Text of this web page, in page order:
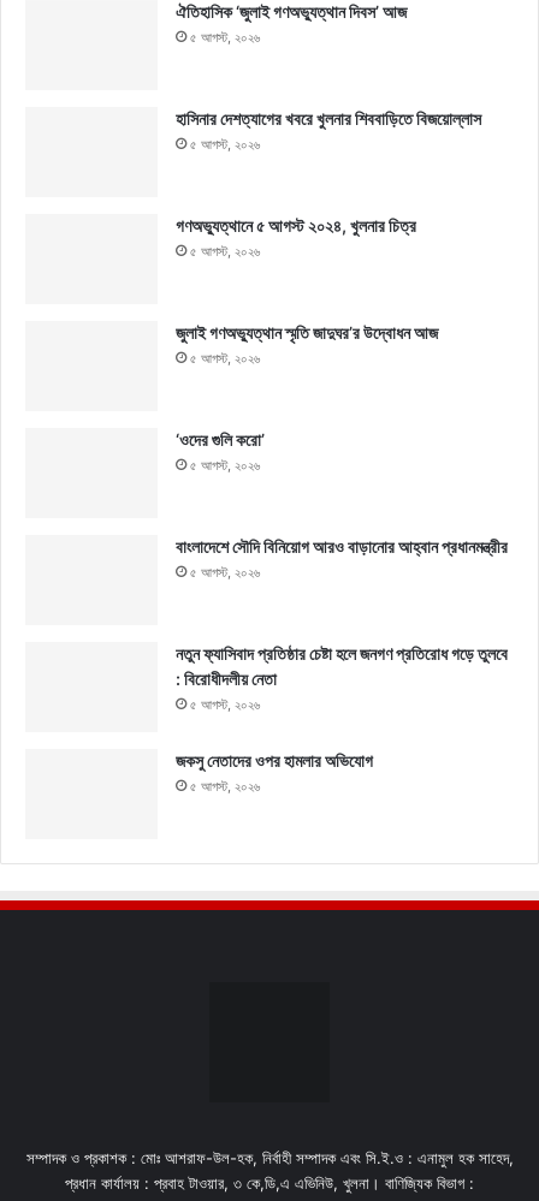
ঐতিহাসিক ‘জুলাই গণঅভ্যুত্থান দিবস’ আজ
৫ আগস্ট, ২০২৬
হাসিনার দেশত্যাগের খবরে খুলনার শিববাড়িতে বিজয়োল্লাস
৫ আগস্ট, ২০২৬
গণঅভ্যুত্থানে ৫ আগস্ট ২০২৪, খুলনার চিত্র
৫ আগস্ট, ২০২৬
জুলাই গণঅভ্যুত্থান স্মৃতি জাদুঘর’র উদ্বোধন আজ
৫ আগস্ট, ২০২৬
‘ওদের গুলি করো’
৫ আগস্ট, ২০২৬
বাংলাদেশে সৌদি বিনিয়োগ আরও বাড়ানোর আহ্বান প্রধানমন্ত্রীর
৫ আগস্ট, ২০২৬
নতুন ফ্যাসিবাদ প্রতিষ্ঠার চেষ্টা হলে জনগণ প্রতিরোধ গড়ে তুলবে
: বিরোধীদলীয় নেতা
৫ আগস্ট, ২০২৬
জকসু নেতাদের ওপর হামলার অভিযোগ
৫ আগস্ট, ২০২৬
সম্পাদক ও প্রকাশক : মোঃ আশরাফ-উল-হক, নির্বাহী সম্পাদক এবং সি.ই.ও : এনামুল হক সাহেদ,
প্রধান কার্যালয় : প্রবাহ টাওয়ার, ৩ কে,ডি,এ এভিনিউ, খুলনা। বাণিজ্যিক বিভাগ :